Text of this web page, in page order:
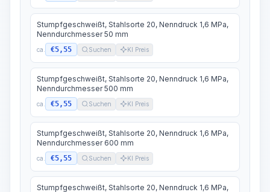
Stumpfgeschweißt, Stahlsorte 20, Nenndruck 1,6 MPa,
Nenndurchmesser 50 mm
ca. €5,55 Suchen KI Preis
Stumpfgeschweißt, Stahlsorte 20, Nenndruck 1,6 MPa,
Nenndurchmesser 500 mm
ca. €5,55 Suchen KI Preis
Stumpfgeschweißt, Stahlsorte 20, Nenndruck 1,6 MPa,
Nenndurchmesser 600 mm
ca. €5,55 Suchen KI Preis
Stumpfgeschweißt, Stahlsorte 20, Nenndruck 1,6 MPa,